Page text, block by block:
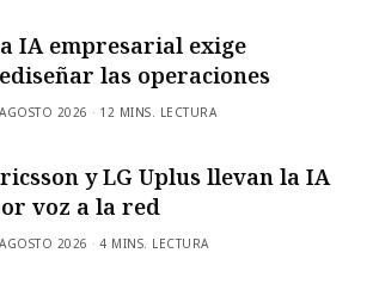
IA empresarial exige
las operaciones
2026 12 MINS. LECTURA
y LG Uplus llevan la IA
voz a la red
2026 4 MINS. LECTURA